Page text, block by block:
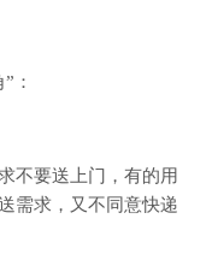
：
不要送上门，有的用
需求，又不同意快递